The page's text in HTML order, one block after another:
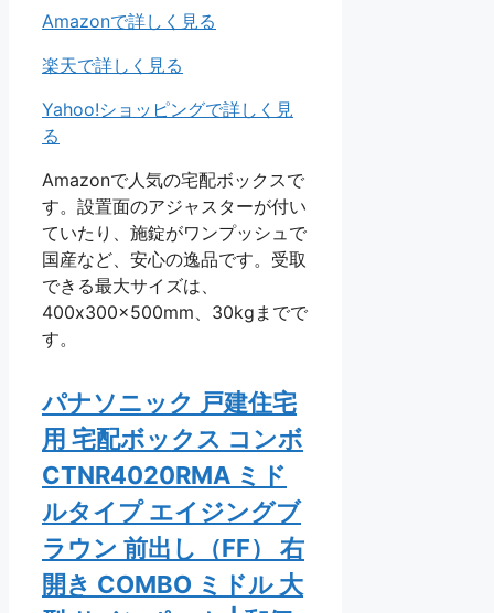
Amazonで詳しく見る
楽天で詳しく見る
Yahoo!ショッピングで詳しく見
る
Amazonで人気の宅配ボックスで
す。設置面のアジャスターが付い
ていたり、施錠がワンプッシュで
国産など、安心の逸品です。受取
できる最大サイズは、
400x300x500mm、30kgまでで
す。
パナソニック 戸建住宅
用 宅配ボックス コンボ
CTNR4020RMA ミド
ルタイプ エイジングブ
ラウン 前出し（FF） 右
開き COMBO ミドル 大